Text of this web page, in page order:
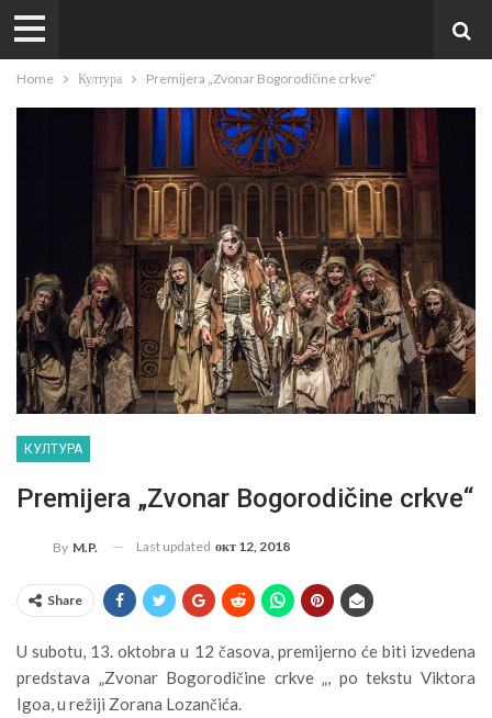
Home Култура Premijera „Zvonar Bogorodičine crkve“
КУЛТУРА
Premijera „Zvonar Bogorodičine crkve“
By M.P. Last updated окт 12, 2018
Share
U subotu, 13. oktobra u 12 časova, premijerno će biti izvedena
predstava „Zvonar Bogorodičine crkve „, po tekstu Viktora
Igoa, u režiji Zorana Lozančića.